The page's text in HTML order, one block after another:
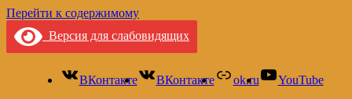
Перейти к содержимому
Версия для слабовидящих
ВКонтакте ВКонтакте ok.ru YouTube